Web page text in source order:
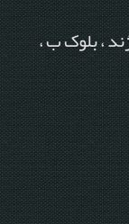
، بلوک ب ،